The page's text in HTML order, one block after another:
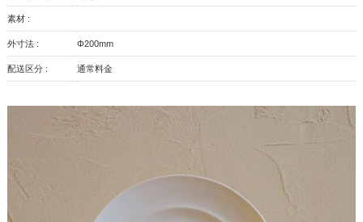
素材 :
外寸法 : Φ200mm
配送区分 : 通常料金